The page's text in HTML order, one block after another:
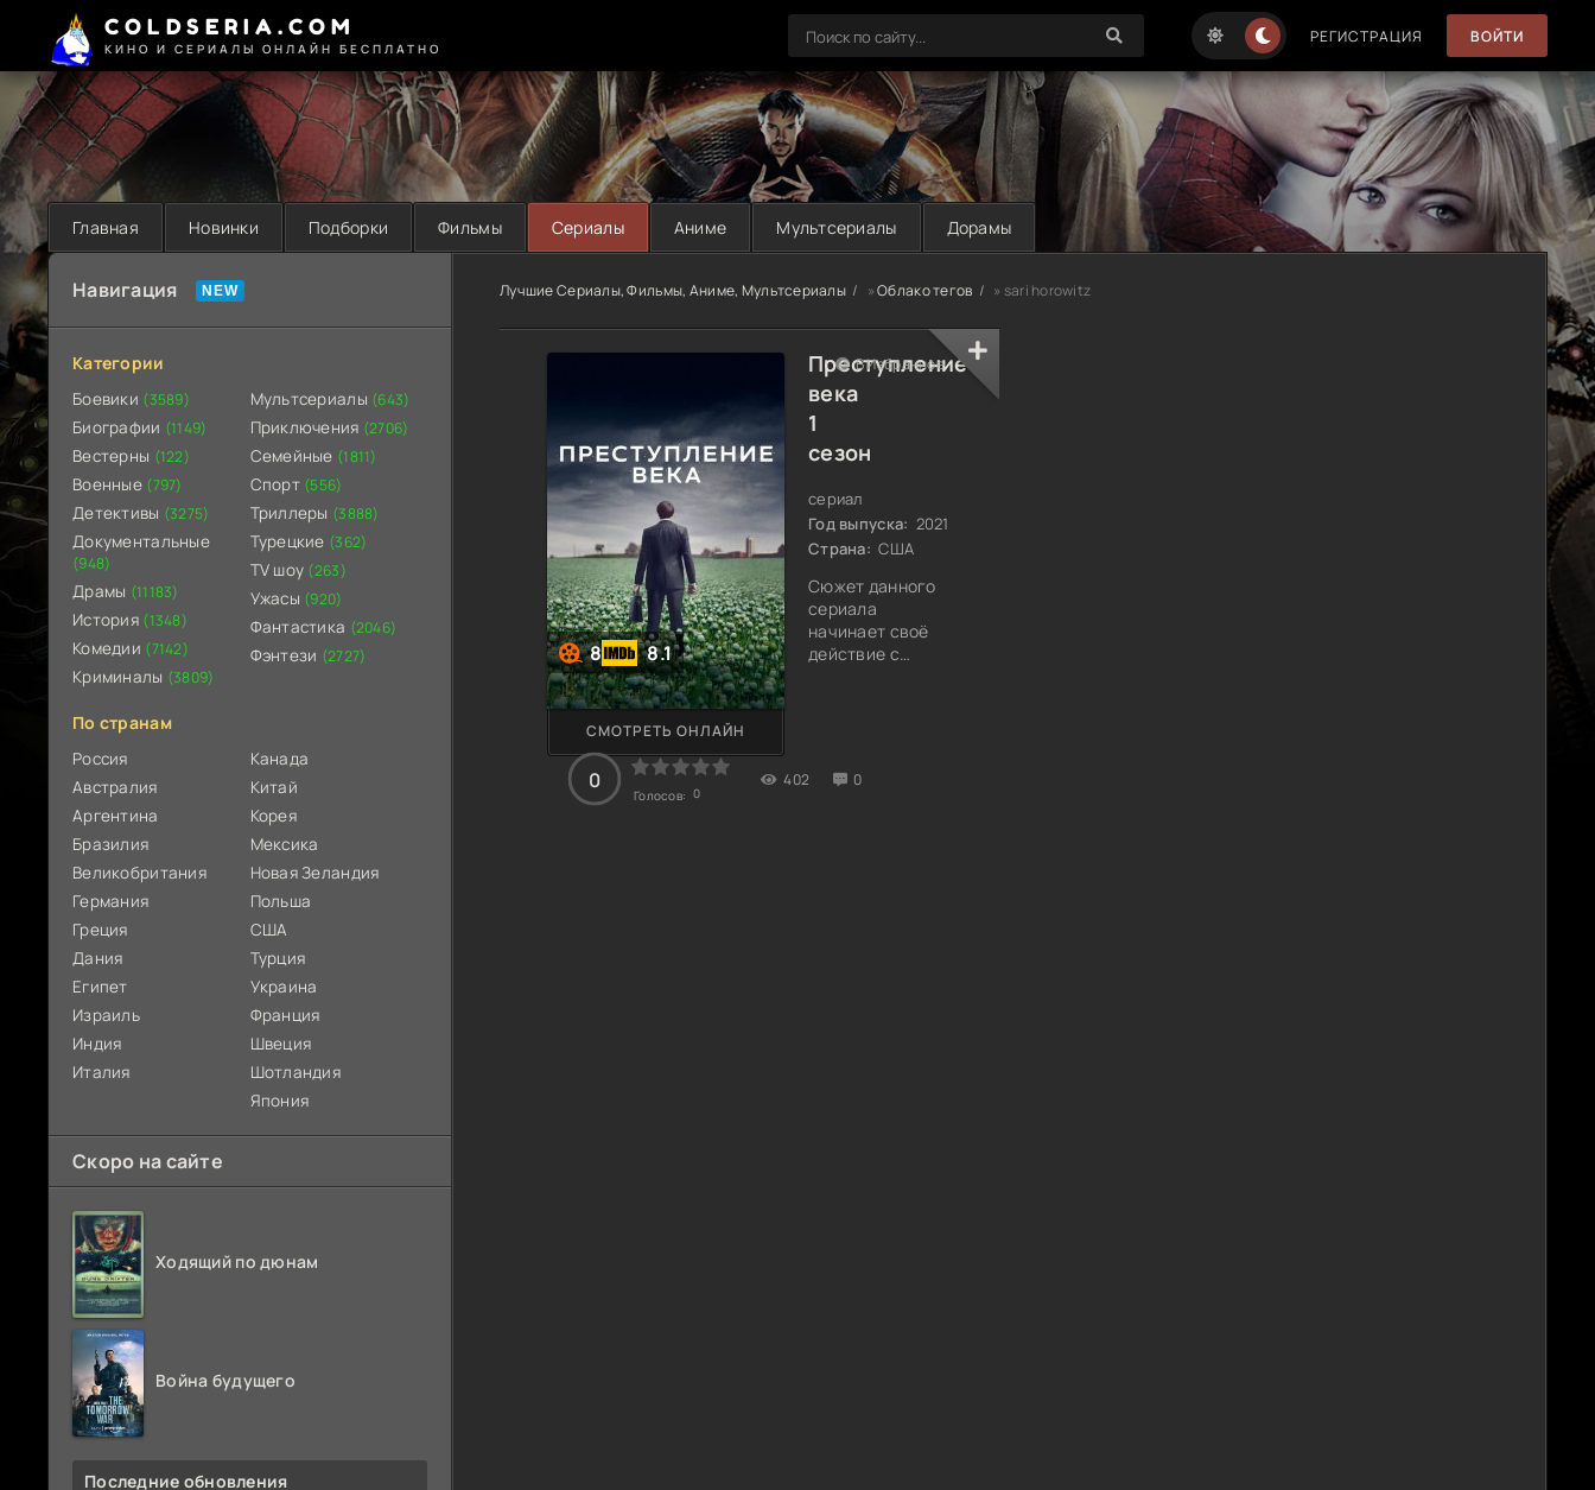
COLDSERIA.COM
КИНО И СЕРИАЛЫ ОНЛАЙН БЕСПЛАТНО
РЕГИСТРАЦИЯ ВОЙТИ
Главная Новинки Подборки Фильмы Сериалы Аниме Мультсериалы Дорамы
Навигация
Категории
Боевики (3589)
Биографии (1149)
Вестерны (122)
Военные (797)
Детективы (3275)
Документальные
(948)
Драмы (11183)
История (1348)
Комедии (7142)
Криминалы (3809)
Мультсериалы (643)
Приключения (2706)
Семейные (1811)
Спорт (556)
Триллеры (3888)
Турецкие (362)
TV шоу (263)
Ужасы (920)
Фантастика (2046)
Фэнтези (2727)
По странам
Россия
Австралия
Аргентина
Бразилия
Великобритания
Германия
Греция
Дания
Египет
Израиль
Индия
Италия
Канада
Китай
Корея
Мексика
Новая Зеландия
Польша
США
Турция
Украина
Франция
Швеция
Шотландия
Япония
Скоро на сайте
Ходящий по дюнам
Война будущего
Последние обновления
Лучшие Сериалы, Фильмы, Аниме, Мультсериалы »Облако тегов » sari horowitz
8 8.1
Преступление
века
1
сезон
сериал
Год выпуска: 2021
Страна: США
Сюжет данного
сериала
начинает своё
действие с
таблетки. Это,
СМОТРЕТЬ ОНЛАЙН
0
Голосов: 0
402 0
В Избранное